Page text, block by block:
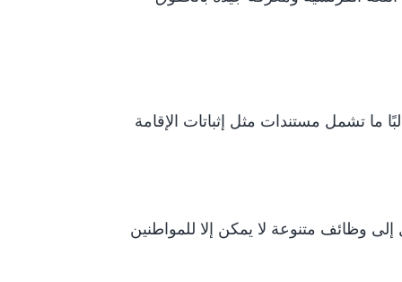
ما تشمل مستندات مثل إثباتات الإقامة
وظائف متنوعة لا يمكن إلا للمواطنين